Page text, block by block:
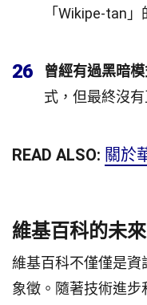
「Wikipe-tan
26 曾經有過黑暗
式，但最終沒有
READ ALSO: 關於
維基百科的未來
維基百科不僅僅是資
象徵。隨著技術進